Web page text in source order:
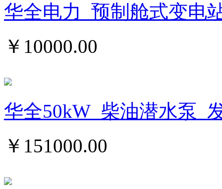
华全电力_预制舱式变电
￥ 10000.00
华全50kW_柴油潜水泵_
￥ 151000.00